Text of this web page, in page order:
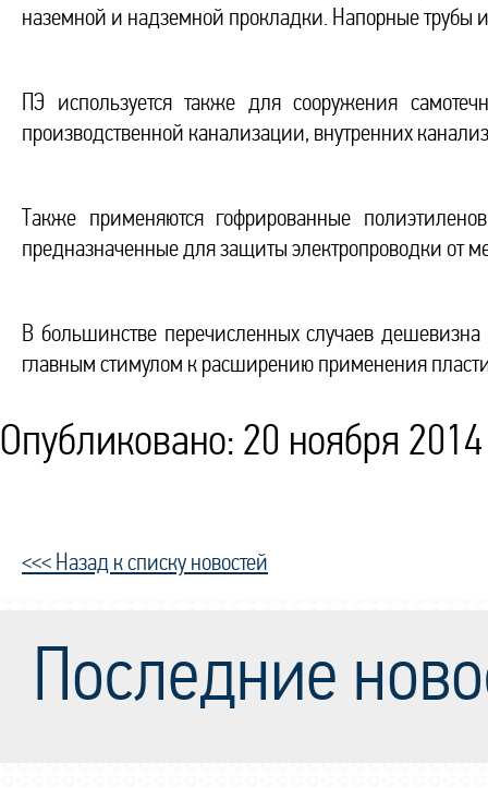
наземной и надземной прокладки. Напорные трубы
ПЭ используется также для сооружения
производственной канализации, внутренних
Также применяются гофрированные
предназначенные для защиты электропроводки от
В большинстве перечисленных случаев дешевизна
главным стимулом к расширению применения
Опубликовано: 20 ноября 2014
<<< Назад к списку новостей
Последние